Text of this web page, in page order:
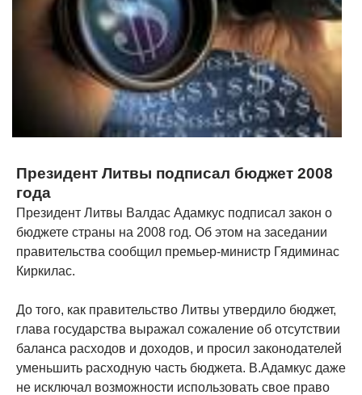
Президент Литвы подписал бюджет 2008
года
Президент Литвы Валдас Адамкус подписал закон о
бюджете страны на 2008 год. Об этом на заседании
правительства сообщил премьер-министр Гядиминас
Киркилас.
До того, как правительство Литвы утвердило бюджет,
глава государства выражал сожаление об отсутствии
баланса расходов и доходов, и просил законодателей
уменьшить расходную часть бюджета. В.Адамкус даже
не исключал возможности использовать свое право